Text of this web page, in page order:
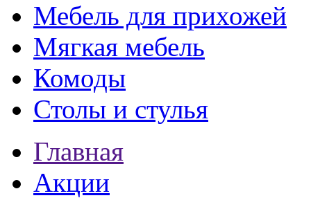
Мебель для прихожей
Мягкая мебель
Комоды
Столы и стулья
Главная
Акции